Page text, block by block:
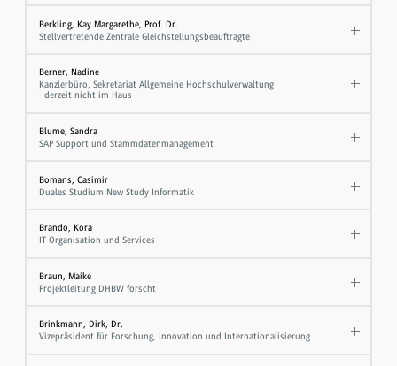
Berkling, Kay Margarethe, Prof. Dr.
Stellvertretende Zentrale Gleichstellungsbeauftragte
Berner, Nadine
Kanzlerbüro, Sekretariat Allgemeine Hochschulverwaltung
- derzeit nicht im Haus -
Blume, Sandra
SAP Support und Stammdatenmanagement
Bomans, Casimir
Duales Studium New Study Informatik
Brando, Kora
IT-Organisation und Services
Braun, Maike
Projektleitung DHBW forscht
Brinkmann, Dirk, Dr.
Vizepräsident für Forschung, Innovation und Internationalisierung